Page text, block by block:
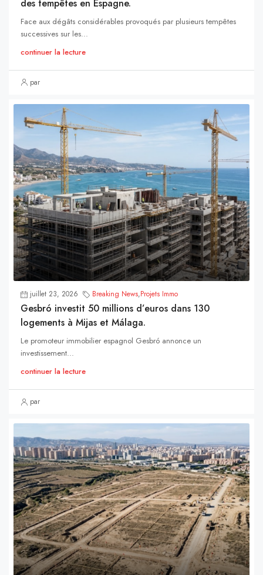
des tempêtes en Espagne.
Face aux dégâts considérables provoqués par plusieurs tempêtes
successives sur les...
continuer la lecture
par
juillet 23, 2026 Breaking News,Projets Immo
Gesbró investit 50 millions d’euros dans 130
logements à Mijas et Málaga.
Le promoteur immobilier espagnol Gesbró annonce un
investissement...
continuer la lecture
par